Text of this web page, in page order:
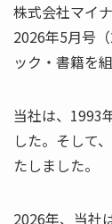
株式会社マイ
2026年5月号
ック・書籍を
当社は、1993
した。そして
たしました。
2026年、当社